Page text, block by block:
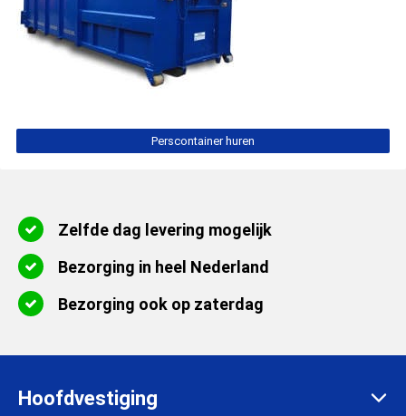
Perscontainer huren
Zelfde dag levering mogelijk
Bezorging in heel Nederland
Bezorging ook op zaterdag
Hoofdvestiging